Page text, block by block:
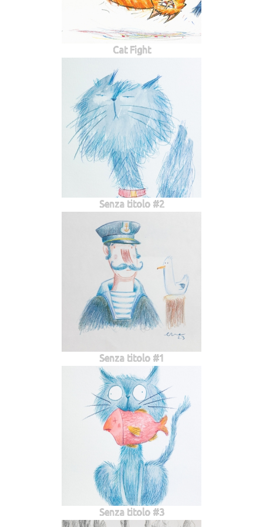
Cat Fight
Senza titolo #2
Senza titolo #1
Senza titolo #3